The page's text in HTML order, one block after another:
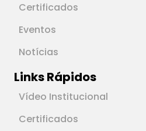
Certificados
Eventos
Notícias
Links Rápidos
Vídeo Institucional
Certificados